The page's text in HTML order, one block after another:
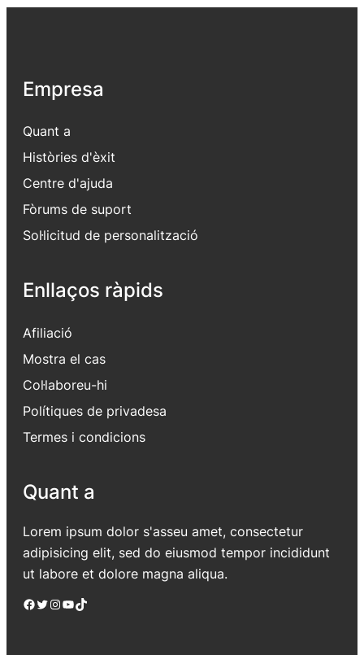
Empresa
Quant a
Històries d'èxit
Centre d'ajuda
Fòrums de suport
Sol·licitud de personalització
Enllaços ràpids
Afiliació
Mostra el cas
Col·laboreu-hi
Polítiques de privadesa
Termes i condicions
Quant a
Lorem ipsum dolor s'asseu amet, consectetur
adipisicing elit, sed do eiusmod tempor incididunt
ut labore et dolore magna aliqua.
Facebook Twitter Instagram YouTube TikTok